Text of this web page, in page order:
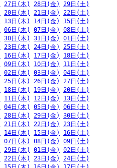
27日(木) 28日(金)
29日(土)
20日(木) 21日(金)
22日(土)
13日(木) 14日(金)
15日(土)
06日(木) 07日(金)
08日(土)
30日(木) 31日(金)
01日(土)
23日(木) 24日(金)
25日(土)
16日(木) 17日(金)
18日(土)
09日(木) 10日(金)
11日(土)
02日(木) 03日(金)
04日(土)
25日(木) 26日(金)
27日(土)
18日(木) 19日(金)
20日(土)
11日(木) 12日(金)
13日(土)
04日(木) 05日(金)
06日(土)
28日(木) 29日(金)
30日(土)
21日(木) 22日(金)
23日(土)
14日(木) 15日(金)
16日(土)
07日(木) 08日(金)
09日(土)
29日(木) 01日(金)
02日(土)
22日(木) 23日(金)
24日(土)